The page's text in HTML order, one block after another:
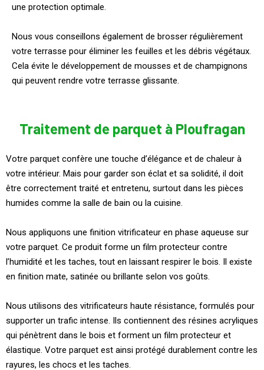
une protection optimale.
Nous vous conseillons également de brosser régulièrement
votre terrasse pour éliminer les feuilles et les débris végétaux.
Cela évite le développement de mousses et de champignons
qui peuvent rendre votre terrasse glissante.
Traitement de parquet à Ploufragan
Votre parquet confère une touche d’élégance et de chaleur à
votre intérieur. Mais pour garder son éclat et sa solidité, il doit
être correctement traité et entretenu, surtout dans les pièces
humides comme la salle de bain ou la cuisine.
Nous appliquons une finition vitrificateur en phase aqueuse sur
votre parquet. Ce produit forme un film protecteur contre
l’humidité et les taches, tout en laissant respirer le bois. Il existe
en finition mate, satinée ou brillante selon vos goûts.
Nous utilisons des vitrificateurs haute résistance, formulés pour
supporter un trafic intense. Ils contiennent des résines acryliques
qui pénètrent dans le bois et forment un film protecteur et
élastique. Votre parquet est ainsi protégé durablement contre les
rayures, les chocs et les taches.